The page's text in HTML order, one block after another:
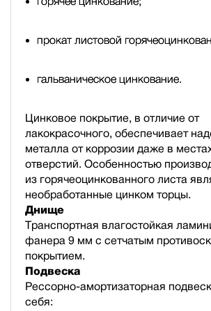
прокат листовой
гальваническое цинкование.
Цинковое покрытие, в отличие от
лакокрасочного, обеспечивает
металла от коррозии даже в
отверстий. Особенностью
из горячеоцинкованного листа
необработанные цинком торцы.
Днище
Транспортная влагостойкая
фанера 9 мм с сетчатым
покрытием.
Подвеска
Рессорно-амортизаторная
себя: